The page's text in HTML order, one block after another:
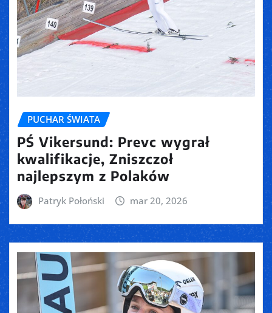
PUCHAR ŚWIATA
PŚ Vikersund: Prevc wygrał
kwalifikacje, Zniszczoł
najlepszym z Polaków
Patryk Połoński mar 20, 2026